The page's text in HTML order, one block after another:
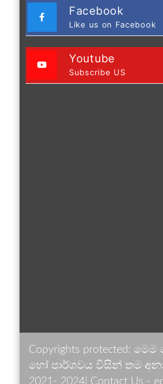
Facebook
Like us on Facebook
Youtube
Subscribe US
Copyrights protected:
හෝ පාර්ශවය විසින් තම
2021- 2024| Contact Us -